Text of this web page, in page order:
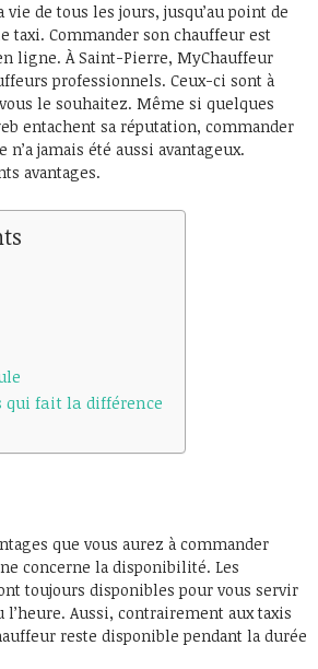
de tous les jours, jusqu’au point de
taxi. Commander son chauffeur est
ligne. À Saint-Pierre, MyChauffeur
professionnels. Ceux-ci sont à
le souhaitez. Même si quelques
entachent sa réputation, commander
jamais été aussi avantageux.
avantages.
qui fait la différence
que vous aurez à commander
concerne la disponibilité. Les
toujours disponibles pour vous servir
Aussi, contrairement aux taxis
reste disponible pendant la durée